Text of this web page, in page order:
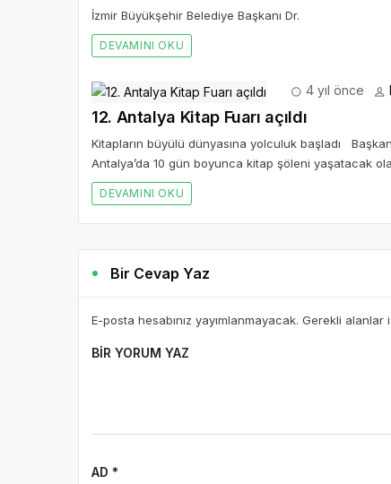
İzmir Büyükşehir Belediye Başkanı Dr.
DEVAMINI OKU
4 yıl önce
12. Antalya Kitap Fuarı açıldı
Kitapların büyülü dünyasına yolculuk başladı
Antalya’da 10 gün boyunca kitap şöleni yaşatacak
DEVAMINI OKU
Bir Cevap Yaz
E-posta hesabınız yayımlanmayacak. Gerekli alanlar
BIR YORUM YAZ
AD *